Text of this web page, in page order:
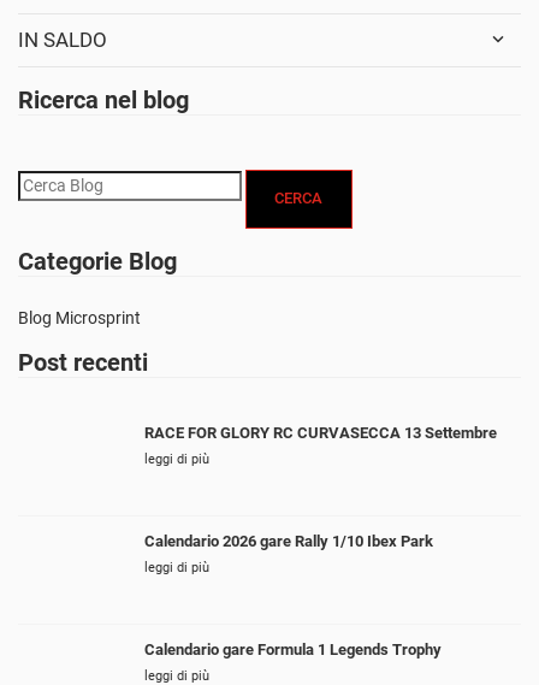
IN SALDO
Ricerca nel blog
CERCA
Categorie Blog
Blog Microsprint
Post recenti
RACE FOR GLORY RC CURVASECCA 13 Settembre
leggi di più
Calendario 2026 gare Rally 1/10 Ibex Park
leggi di più
Calendario gare Formula 1 Legends Trophy
leggi di più